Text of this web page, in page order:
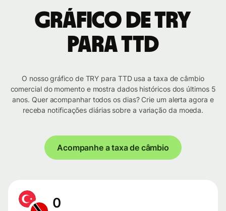
Gráfico de TRY
para TTD
O nosso gráfico de TRY para TTD usa a taxa de câmbio
comercial do momento e mostra dados históricos dos últimos 5
anos. Quer acompanhar todos os dias? Crie um alerta agora e
receba notificações diárias sobre a variação da moeda.
Acompanhe a taxa de câmbio
0